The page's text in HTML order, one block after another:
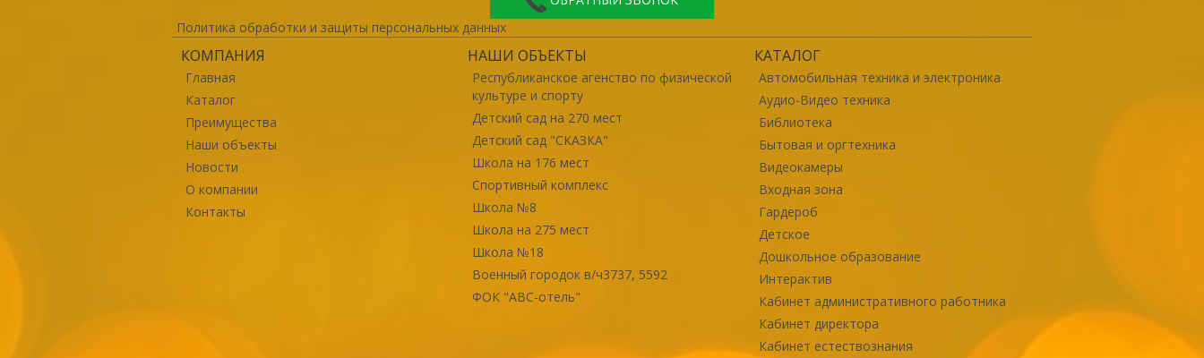
Политика обработки и защиты персональных данных
КОМПАНИЯ
Главная
Каталог
Преимущества
Наши объекты
Новости
О компании
Контакты
НАШИ ОБЪЕКТЫ
Республиканское агенство по физической
культуре и спорту
Детский сад на 270 мест
Детский сад "СКАЗКА"
Школа на 176 мест
Спортивный комплекс
Школа №8
Школа на 275 мест
Школа №18
Военный городок в/ч3737, 5592
ФОК "ABC-отель"
КАТАЛОГ
Автомобильная техника и электроника
Аудио-Видео техника
Библиотека
Бытовая и оргтехника
Видеокамеры
Входная зона
Гардероб
Детское
Дошкольное образование
Интерактив
Кабинет административного работника
Кабинет директора
Кабинет естествознания